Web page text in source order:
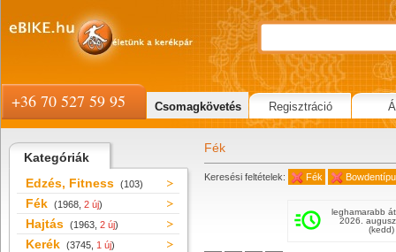
Kategóriák
Edzés, Fitness (103)
Fék (1968, 2 új)
Hajtás (1963, 2 új)
Kerék (3745, 1 új)
Fék
Keresési feltételek: Fék
leghamarabb
2026.
(kedd)
+36 70 527 59 95 Csomagkövetés Regisztráció